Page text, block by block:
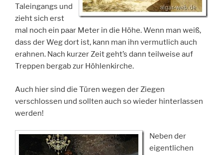
Taleingangs und
zieht sich erst
mal noch ein paar Meter in die Höhe. Wenn man weiß,
dass der Weg dort ist, kann man ihn vermutlich auch
erahnen. Nach kurzer Zeit geht’s dann teilweise auf
Treppen bergab zur Höhlenkirche.
Auch hier sind die Türen wegen der Ziegen
verschlossen und sollten auch so wieder hinterlassen
werden!
Neben der
eigentlichen